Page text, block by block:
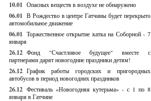
10.01 Опасных веществ в воздухе не обнаружено
06.01 В Рождество в центре Гатчины будет перекрыто
автомобильное движение
06.01 Торжественное открытие катка на Соборной - 7
января
26.12 Фонд "Счастливое будущее" вместе с
партнерами дарят новогодние праздники детям!
26.12 График работы городских и пригородных
автобусов в период новогодних праздников
26.12 Фестиваль «Новогодняя кутерьма» - с 1 по 8
января в Гатчине